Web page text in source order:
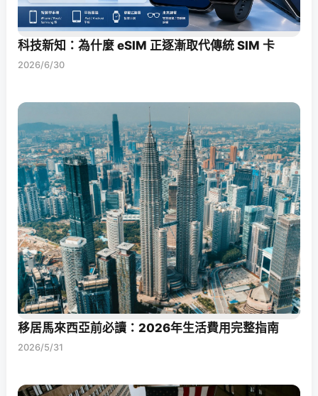
科技新知：為什麼 eSIM 正逐漸取代傳統 SIM 卡
2026/6/30
移居馬來西亞前必讀：2026年生活費用完整指南
2026/5/31